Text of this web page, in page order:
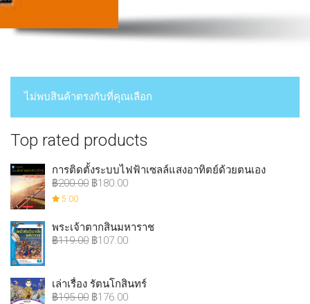
ไม่พบสินค้าตรงกับที่คุณเลือก
Top rated products
การติดตั้งระบบไฟฟ้าเซลล์แสงอาทิตย์ด้วยตนเอง
฿200.00 ฿180.00
5.00
พระเจ้าตากสินมหาราช
฿119.00 ฿107.00
เล่าเรื่อง รัตนโกสินทร์
฿195.00 ฿176.00